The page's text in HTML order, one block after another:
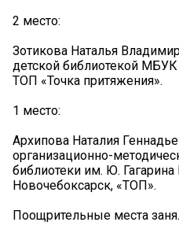
2 место:
Зотикова Наталья
детской библиотекой
ТОП «Точка притяжения».
1 место:
Архипова Наталия
организационно-
библиотеки им. Ю.
Новочебоксарск, «ТОП».
Поощрительные места